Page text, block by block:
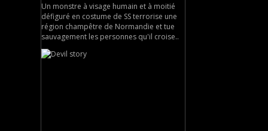
Un monstre à visage humain et à moitié
défiguré en costume de SS terrorise une
région champêtre de Normandie et tue
sauvagement les personnes qu'il croise..